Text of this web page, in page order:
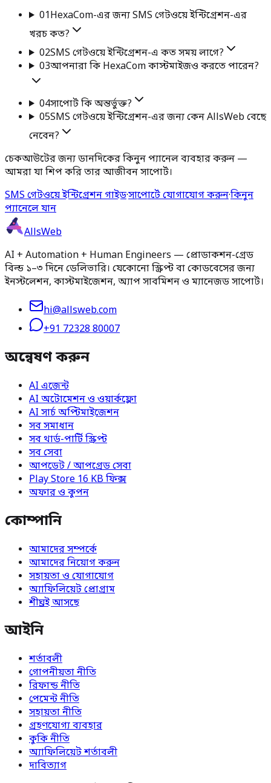
01HexaCom-এর জন্য SMS গেটওয়ে ইন্টিগ্রেশন-এর
খরচ কত?
02SMS গেটওয়ে ইন্টিগ্রেশন-এ কত সময় লাগে?
03আপনারা কি HexaCom কাস্টমাইজও করতে পারেন?
04সাপোর্ট কি অন্তর্ভুক্ত?
05SMS গেটওয়ে ইন্টিগ্রেশন-এর জন্য কেন AllsWeb বেছে
নেবেন?
চেকআউটের জন্য ডানদিকের কিনুন প্যানেল ব্যবহার করুন —
আমরা যা শিপ করি তার আজীবন সাপোর্ট।
SMS গেটওয়ে ইন্টিগ্রেশন গাইড·সাপোর্টে যোগাযোগ করুন·কিনুন
প্যানেলে যান
AllsWeb
AI + Automation + Human Engineers — প্রোডাকশন-গ্রেড
বিল্ড ১–৩ দিনে ডেলিভারি। যেকোনো স্ক্রিপ্ট বা কোডবেসের জন্য
ইনস্টলেশন, কাস্টমাইজেশন, অ্যাপ সাবমিশন ও ম্যানেজড সাপোর্ট।
hi@allsweb.com
+91 72328 80007
অন্বেষণ করুন
AI এজেন্ট
AI অটোমেশন ও ওয়ার্কফ্লো
AI সার্চ অপ্টিমাইজেশন
সব সমাধান
সব থার্ড-পার্টি স্ক্রিপ্ট
সব সেবা
আপডেট / আপগ্রেড সেবা
Play Store 16 KB ফিক্স
অফার ও কুপন
কোম্পানি
আমাদের সম্পর্কে
আমাদের নিয়োগ করুন
সহায়তা ও যোগাযোগ
অ্যাফিলিয়েট প্রোগ্রাম
শীঘ্রই আসছে
আইনি
শর্তাবলী
গোপনীয়তা নীতি
রিফান্ড নীতি
পেমেন্ট নীতি
সহায়তা নীতি
গ্রহণযোগ্য ব্যবহার
কুকি নীতি
অ্যাফিলিয়েট শর্তাবলী
দাবিত্যাগ